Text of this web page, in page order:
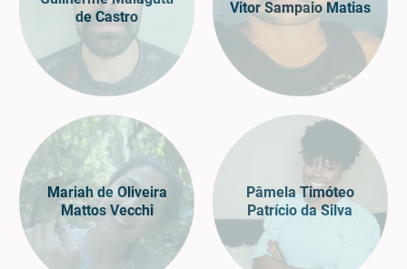
de Castro
Vitor Sampaio Matias
Mariah de Oliveira
Mattos Vecchi
Pâmela Timóteo
Patrício da Silva